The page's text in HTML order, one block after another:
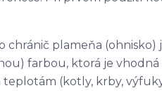
plameňa (ohnisko)
farbou, ktorá je
(kotly, krby,